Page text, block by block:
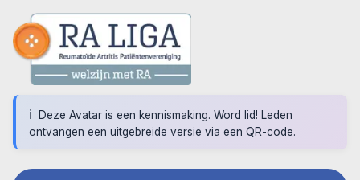
Deze Avatar is een kennismaking. Word lid! Leden
ontvangen een uitgebreide versie via een QR-code.